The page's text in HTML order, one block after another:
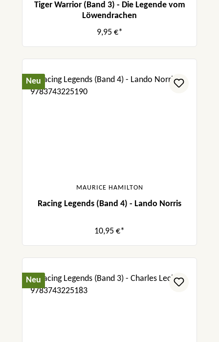
Tiger Warrior (Band 3) - Die Legende vom
Löwendrachen
9,95 €*
Neu
MAURICE HAMILTON
Racing Legends (Band 4) - Lando Norris
10,95 €*
Neu